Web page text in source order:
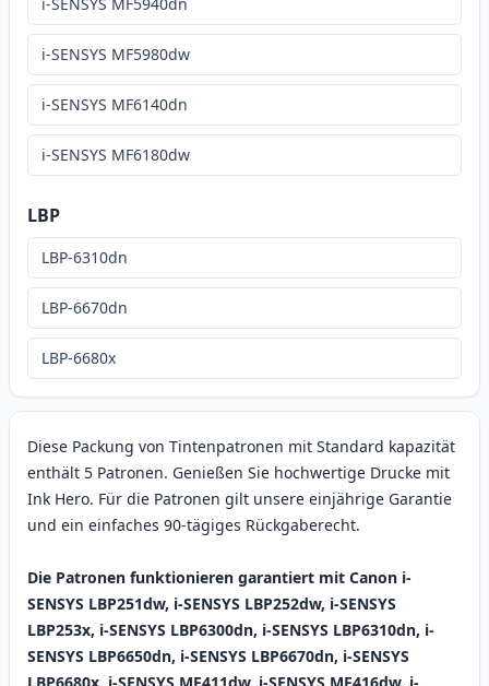
Diese Packung von Tintenpatronen mit Standard kapazität
enthält 5 Patronen. Genießen Sie hochwertige Drucke mit
Ink Hero. Für die Patronen gilt unsere einjährige Garantie
und ein einfaches 90-tägiges Rückgaberecht.
Die Patronen funktionieren garantiert mit Canon i-
SENSYS LBP251dw, i-SENSYS LBP252dw, i-SENSYS
LBP253x, i-SENSYS LBP6300dn, i-SENSYS LBP6310dn, i-
SENSYS LBP6650dn, i-SENSYS LBP6670dn, i-SENSYS
i-SENSYS MF5980dw
i-SENSYS MF6140dn
i-SENSYS MF6180dw
LBP
LBP-6310dn
LBP-6670dn
LBP-6680x